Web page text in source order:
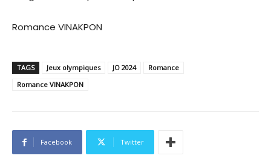
Romance VINAKPON
TAGS Jeux olympiques JO 2024
Romance
Romance VINAKPON
Facebook Twitter